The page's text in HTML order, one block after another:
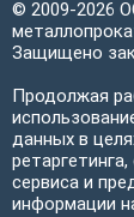
© 2009-2026
Защищено
Продолжая
данных в
сервиса и
информации